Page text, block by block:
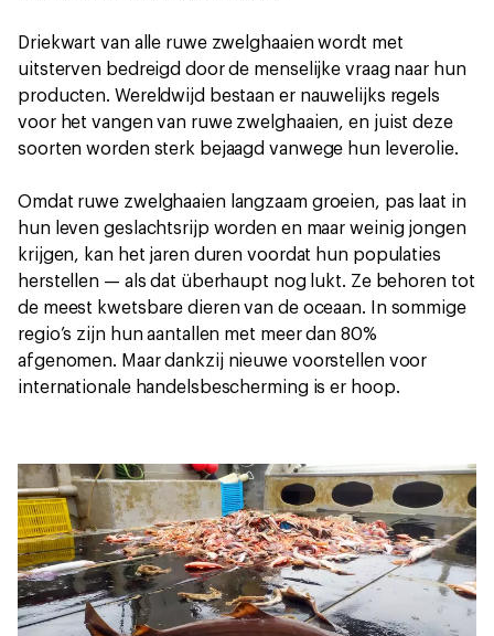
Driekwart van alle ruwe zwelghaaien wordt met
uitsterven bedreigd door de menselijke vraag naar hun
producten. Wereldwijd bestaan er nauwelijks regels
voor het vangen van ruwe zwelghaaien, en juist deze
soorten worden sterk bejaagd vanwege hun leverolie.
Omdat ruwe zwelghaaien langzaam groeien, pas laat in
hun leven geslachtsrijp worden en maar weinig jongen
krijgen, kan het jaren duren voordat hun populaties
herstellen — als dat überhaupt nog lukt. Ze behoren tot
de meest kwetsbare dieren van de oceaan. In sommige
regio’s zijn hun aantallen met meer dan 80%
afgenomen. Maar dankzij nieuwe voorstellen voor
internationale handelsbescherming is er hoop.